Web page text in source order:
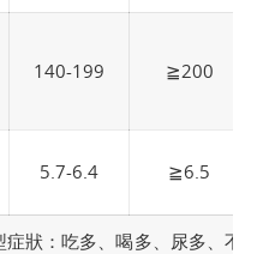
140-199 ≧200
5.7-6.4 ≧6.5
狀：吃多、喝多、尿多、不